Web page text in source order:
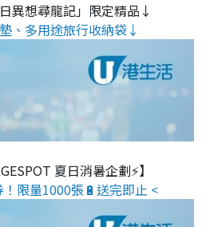
異想尋龍記」限定精品↓
、多用途旅行收納袋↓
夏日消暑企劃⚡】
限量1000張🔋送完即止 <